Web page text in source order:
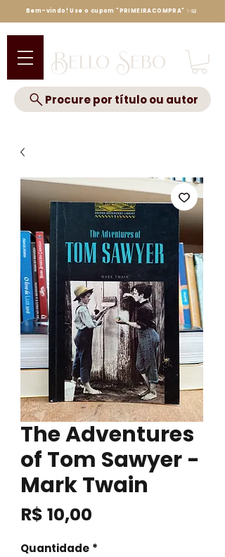
Bello Sebo
Procure por título ou autor
Bem-vindo! Use o cupom "PRIMEIRACOMPRA" ✨📖
The Adventures
of Tom Sawyer -
Mark Twain
R$ 10,00
Quantidade *